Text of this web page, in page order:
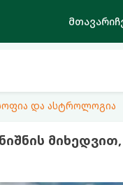
მთავარი
და ასტროლოგია